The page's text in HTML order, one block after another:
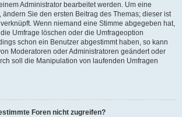
Administrator bearbeitet werden. Um eine
ändern Sie den ersten Beitrag des Themas; dieser ist
Wenn niemand eine Stimme abgegeben hat,
Umfrage löschen oder die Umfrageoption
schon ein Benutzer abgestimmt haben, so kann
Moderatoren oder Administratoren geändert oder
soll die Manipulation von laufenden Umfragen
Foren nicht zugreifen?